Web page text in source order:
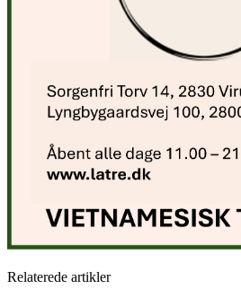
Relaterede artikler